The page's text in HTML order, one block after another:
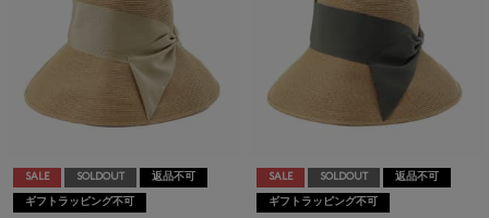
SALE SOLDOUT 返品不可
ギフトラッピング不可
SALE SOLDOUT 返品不可
ギフトラッピング不可